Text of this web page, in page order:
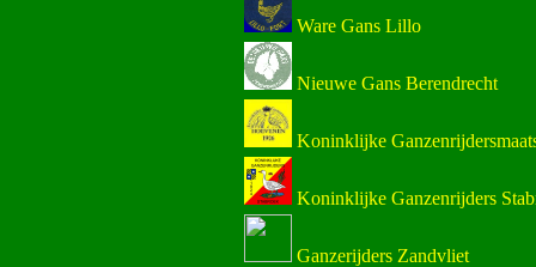
Ware Gans Lillo
Nieuwe Gans Berendrecht
Koninklijke
Koninklijke Ganzenrijders
Ganzerijders Zandvliet